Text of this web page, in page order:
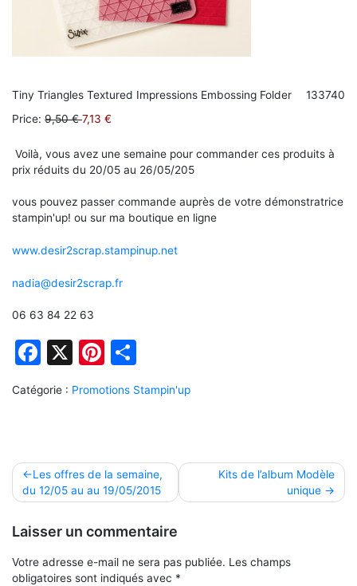
Tiny Triangles Textured Impressions Embossing Folder
133740
Price: 9,50 € 7,13 €
Voilà, vous avez une semaine pour commander ces produits à
prix réduits du 20/05 au 26/05/205
vous pouvez passer commande auprès de votre démonstratrice
stampin'up! ou sur ma boutique en ligne
www.desir2scrap.stampinup.net
nadia@desir2scrap.fr
06 63 84 22 63
Facebook
X Pinterest
Catégorie : Promotions Stampin'up
Navigation
de
l’article
Les offres de la semaine,
du 12/05 au au 19/05/2015
Kits de l’album Modèle
unique
Laisser un commentaire
Votre adresse e-mail ne sera pas publiée. Les champs
obligatoires sont indiqués avec *